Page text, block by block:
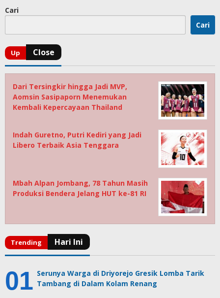
Cari
Cari
Dari Tersingkir hingga Jadi MVP,
Aomsin Sasipaporn Menemukan
Kembali Kepercayaan Thailand
Indah Guretno, Putri Kediri yang Jadi
Libero Terbaik Asia Tenggara
Mbah Alpan Jombang, 78 Tahun Masih
Produksi Bendera Jelang HUT ke-81 RI
Serunya Warga di Driyorejo Gresik Lomba Tarik
Tambang di Dalam Kolam Renang